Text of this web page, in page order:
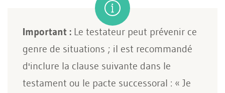
Important : Le testateur peut prévenir ce
genre de situations ; il est recommandé
d'inclure la clause suivante dans le
testament ou le pacte successoral : « Je